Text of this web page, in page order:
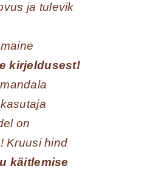
ja tulevik
kirjeldusest!
on
Kruusi hind
käitlemise